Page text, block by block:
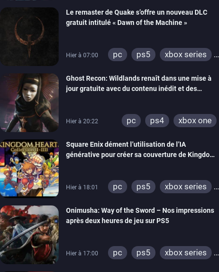
Le remaster de Quake s’offre un nouveau DLC
gratuit intitulé « Dawn of the Machine »
Hier à 07:00 pc ps5
xbox series
xbox one
nintendo 64
Ghost Recon: Wildlands renaît dans une mise à
jour gratuite avec du contenu inédit et des
Hier à 20:22 pc ps4 xbox one
Square Enix dément l’utilisation de l’IA
générative pour créer sa couverture de Kingdom
Hier à 18:01 pc ps5
xbox series
Onimusha: Way of the Sword – Nos impressions
après deux heures de jeu sur PS5
Hier à 17:00 pc ps5
xbox series